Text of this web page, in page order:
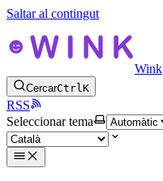
Saltar al contingut
Wink
CercarCtrlK
RSS
Seleccionar tema